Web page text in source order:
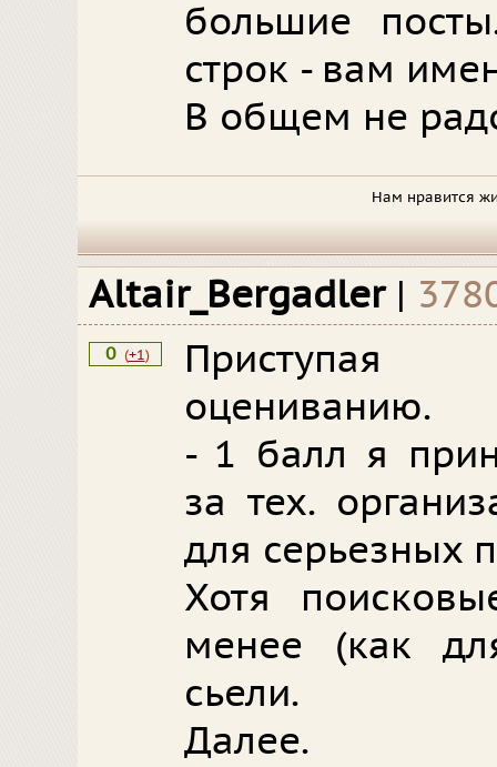
большие
строк - вам
В общем не
Нам нравится
Altair_Bergadler |
0 (+1)
Приступая
оцениванию.
- 1 балл я
за тех.
для серьезных
Хотя
менее (как
сьели.
Далее.